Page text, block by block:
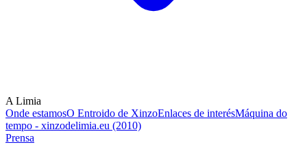
A Limia
Onde estamosO Entroido de XinzoEnlaces de interésMáquina do
tempo - xinzodelimia.eu (2010)
Prensa